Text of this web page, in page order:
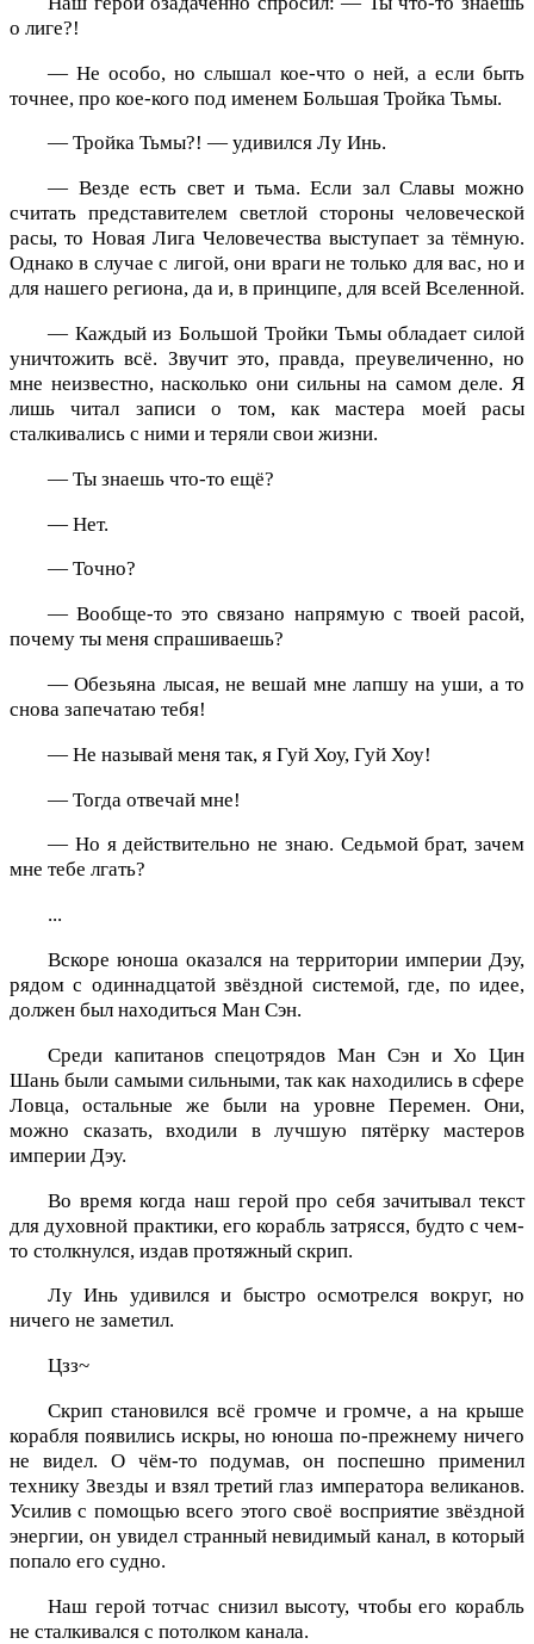
о лиге?!
— Не особо, но слышал кое-что о ней, а если быть
точнее, про кое-кого под именем Большая Тройка Тьмы.
— Тройка Тьмы?! — удивился Лу Инь.
— Везде есть свет и тьма. Если зал Славы можно
считать представителем светлой стороны человеческой
расы, то Новая Лига Человечества выступает за тёмную.
Однако в случае с лигой, они враги не только для вас, но и
для нашего региона, да и, в принципе, для всей Вселенной.
— Каждый из Большой Тройки Тьмы обладает силой
уничтожить всё. Звучит это, правда, преувеличенно, но
мне неизвестно, насколько они сильны на самом деле. Я
лишь читал записи о том, как мастера моей расы
сталкивались с ними и теряли свои жизни.
— Ты знаешь что-то ещё?
— Нет.
— Точно?
— Вообще-то это связано напрямую с твоей расой,
почему ты меня спрашиваешь?
— Обезьяна лысая, не вешай мне лапшу на уши, а то
снова запечатаю тебя!
— Не называй меня так, я Гуй Хоу, Гуй Хоу!
— Тогда отвечай мне!
— Но я действительно не знаю. Седьмой брат, зачем
мне тебе лгать?
...
Вскоре юноша оказался на территории империи Дэу,
рядом с одиннадцатой звёздной системой, где, по идее,
должен был находиться Ман Сэн.
Среди капитанов спецотрядов Ман Сэн и Хо Цин
Шань были самыми сильными, так как находились в сфере
Ловца, остальные же были на уровне Перемен. Они,
можно сказать, входили в лучшую пятёрку мастеров
империи Дэу.
Во время когда наш герой про себя зачитывал текст
для духовной практики, его корабль затрясся, будто с чем-
то столкнулся, издав протяжный скрип.
Лу Инь удивился и быстро осмотрелся вокруг, но
ничего не заметил.
Цзз~
Скрип становился всё громче и громче, а на крыше
корабля появились искры, но юноша по-прежнему ничего
не видел. О чём-то подумав, он поспешно применил
технику Звезды и взял третий глаз императора великанов.
Усилив с помощью всего этого своё восприятие звёздной
энергии, он увидел странный невидимый канал, в который
попало его судно.
Наш герой тотчас снизил высоту, чтобы его корабль
не сталкивался с потолком канала.